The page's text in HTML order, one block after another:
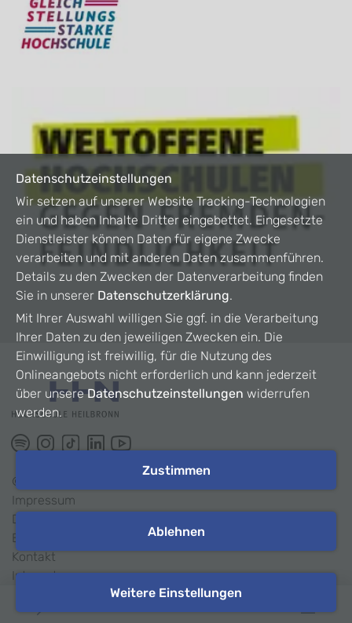
©
Impressum
Datenschutz
Barrierefreiheit
Kontakt
Intranet
Datenschutzeinstellungen
Wir setzen auf unserer Website Tracking-Technologien
ein und haben Inhalte Dritter eingebettet. Eingesetzte
Dienstleister können Daten für eigene Zwecke
verarbeiten und mit anderen Daten zusammenführen.
Details zu den Zwecken der Datenverarbeitung finden
Sie in unserer Datenschutzerklärung.
Mit Ihrer Auswahl willigen Sie ggf. in die Verarbeitung
Ihrer Daten zu den jeweiligen Zwecken ein. Die
Einwilligung ist freiwillig, für die Nutzung des
Onlineangebots nicht erforderlich und kann jederzeit
über unsereDatenschutzeinstellungen widerrufen
werden.
Zustimmen
Ablehnen
Weitere Einstellungen